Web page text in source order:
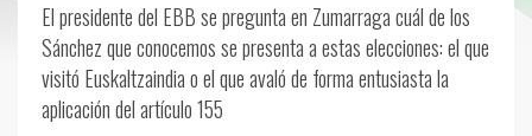
El presidente del EBB se pregunta en Zumarraga cuál de los
Sánchez que conocemos se presenta a estas elecciones: el que
visitó Euskaltzaindia o el que avaló de forma entusiasta la
aplicación del artículo 155